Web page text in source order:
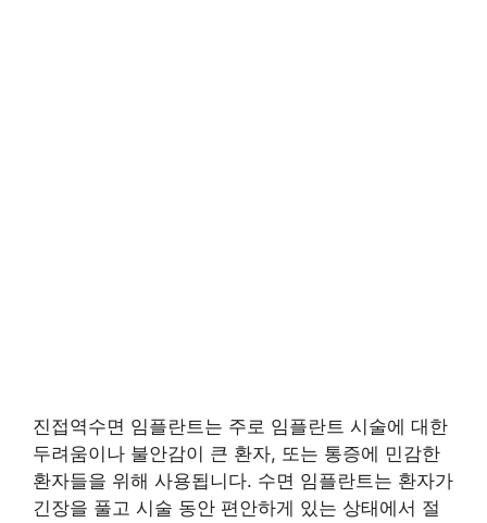
진접역수면 임플란트는 주로 임플란트 시술에 대한
두려움이나 불안감이 큰 환자, 또는 통증에 민감한
환자들을 위해 사용됩니다. 수면 임플란트는 환자가
긴장을 풀고 시술 동안 편안하게 있는 상태에서 절